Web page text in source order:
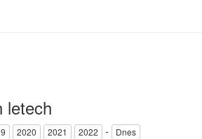
letech
2020 2021 2022 - Dnes